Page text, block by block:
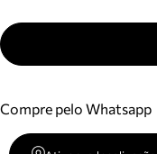
Compre pelo Whatsapp